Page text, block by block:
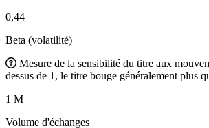
0,44
Beta (volatilité)
Mesure de la sensibilité du titre aux
dessus de 1, le titre bouge généralement plus
1 M
Volume d'échanges